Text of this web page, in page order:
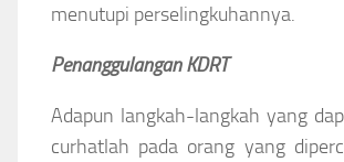
menutupi perselingkuhannya.
Penanggulangan KDRT
Adapun langkah-langkah yang
curhatlah pada orang yang